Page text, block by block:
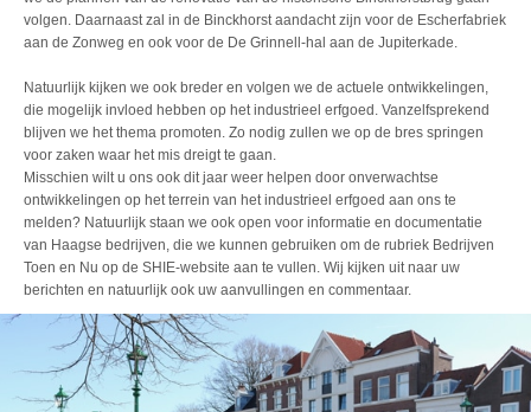
volgen. Daarnaast zal in de Binckhorst aandacht zijn voor de Escherfabriek
aan de Zonweg en ook voor de De Grinnell-hal aan de Jupiterkade.
Natuurlijk kijken we ook breder en volgen we de actuele ontwikkelingen,
die mogelijk invloed hebben op het industrieel erfgoed. Vanzelfsprekend
blijven we het thema promoten. Zo nodig zullen we op de bres springen
voor zaken waar het mis dreigt te gaan.
Misschien wilt u ons ook dit jaar weer helpen door onverwachtse
ontwikkelingen op het terrein van het industrieel erfgoed aan ons te
melden? Natuurlijk staan we ook open voor informatie en documentatie
van Haagse bedrijven, die we kunnen gebruiken om de rubriek Bedrijven
Toen en Nu op de SHIE-website aan te vullen. Wij kijken uit naar uw
berichten en natuurlijk ook uw aanvullingen en commentaar.